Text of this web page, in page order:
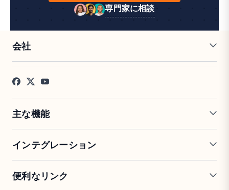
専門家に相談
会社
採用情報
お客様の声
プレス
アフィリエイト
主な機能
条件付きロジック
会話型フォーム
フォームランディングページ
PDF生成
インテグレーション
Google Sheets
便利なリンク